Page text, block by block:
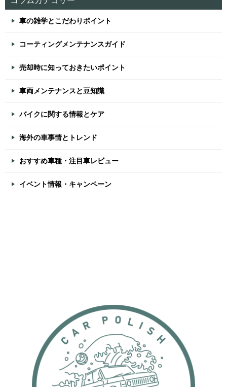
車の雑学とこだわりポイント
コーティングメンテナンスガイド
売却時に知っておきたいポイント
車両メンテナンスと豆知識
バイクに関する情報とケア
海外の車事情とトレンド
おすすめ車種・注目車レビュー
イベント情報・キャンペーン